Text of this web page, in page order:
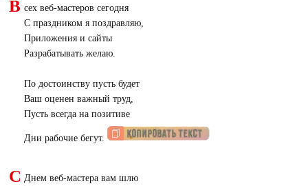
В сех веб-мастеров сегодня
С праздником я поздравляю,
Приложения и сайты
Разрабатывать желаю.
По достоинству пусть будет
Ваш оценен важный труд,
Пусть всегда на позитиве
Дни рабочие бегут.
С Днем веб-мастера вам шлю